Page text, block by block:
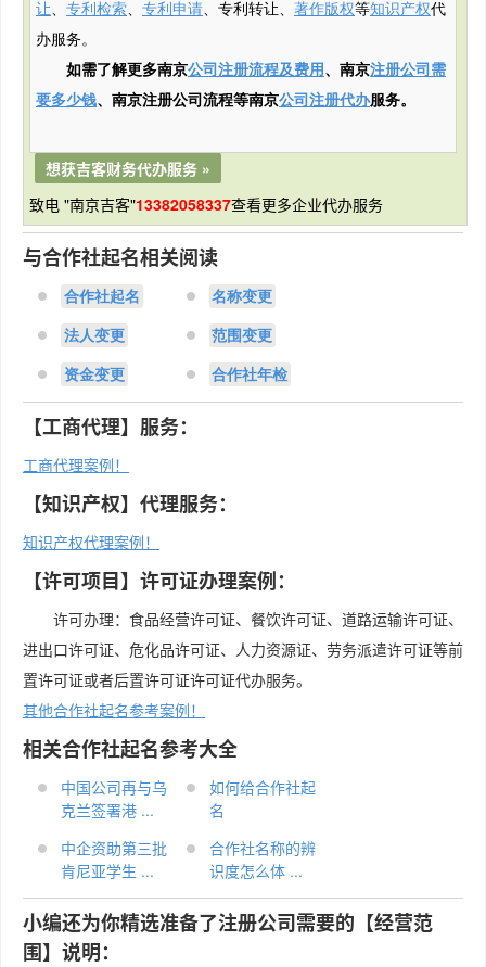
让、 专利检索、 专利申请、专利转让、 著作版权等知识产权代
办服务。
如需了解更多南京公司注册流程及费用、南京注册公司需
要多少钱、南京注册公司流程等南京公司注册代办服务。
想获吉客财务代办服务 »
致电 "南京吉客"13382058337查看更多企业代办服务
与合作社起名相关阅读
合作社起名 名称变更
法人变更 范围变更
资金变更 合作社年检
【工商代理】服务：
工商代理案例！
【知识产权】代理服务：
知识产权代理案例！
【许可项目】许可证办理案例：
许可办理：食品经营许可证、餐饮许可证、道路运输许可证、
进出口许可证、危化品许可证、人力资源证、劳务派遣许可证等前
置许可证或者后置许可证许可证代办服务。
其他合作社起名参考案例！
相关合作社起名参考大全
中国公司再与乌
克兰签署港 ...
如何给合作社起
名
中企资助第三批
肯尼亚学生 ...
合作社名称的辨
识度怎么体 ...
小编还为你精选准备了注册公司需要的【经营范
围】说明：